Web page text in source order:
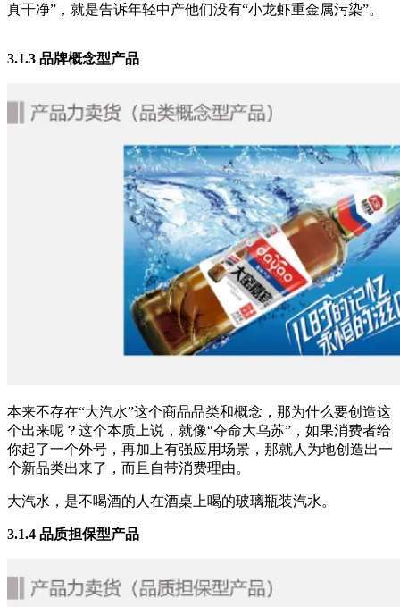
真干净”，就是告诉年轻中产他们没有“小龙虾重金属污染”。
3.1.3 品牌概念型产品
本来不存在“大汽水”这个商品品类和概念，那为什么要创造这
个出来呢？这个本质上说，就像“夺命大乌苏”，如果消费者给
你起了一个外号，再加上有强应用场景，那就人为地创造出一
个新品类出来了，而且自带消费理由。
大汽水，是不喝酒的人在酒桌上喝的玻璃瓶装汽水。
3.1.4 品质担保型产品